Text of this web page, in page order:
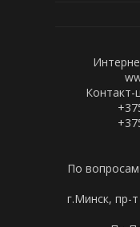
Контакт-
По вопросам
г.Минск, пр-